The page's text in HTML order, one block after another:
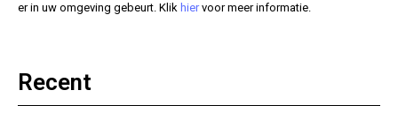
er in uw omgeving gebeurt. Klik hiervoor meer informatie.
Recent